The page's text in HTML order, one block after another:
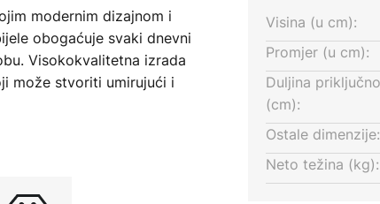
modernim dizajnom i
obogaćuje svaki dnevni
Visokokvalitetna izrada
može stvoriti umirujući i
i kamena ne samo da
Visina (u cm):
Promjer (u cm):
Duljina
(cm):
Ostale dimenzije:
Neto težina (kg):